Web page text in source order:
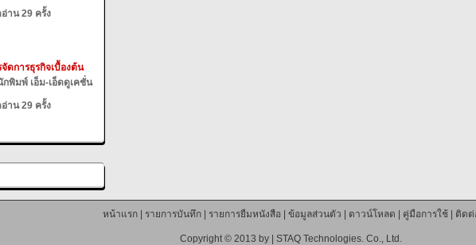
อ่าน 29 ครั้ง
จัดการธุรกิจเบื้องต้น
กพิมพ์ เอ็ม-เอ็ดดูเคชั่น
อ่าน 29 ครั้ง
หน้าแรก| รายการบันทึก| รายการยืมหนังสือ ข้อมูลส่วนตัว ดาวน์โหลด คู่มือการใช้| ติดต่
Copyright © 2013 by | STAQ Technologies. Co., Ltd.